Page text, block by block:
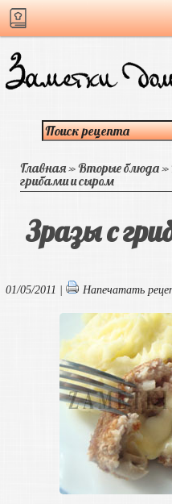
Главная»Вторые блюда»
грибами и сыром
Зразы с
01/05/2011 | Напечатать